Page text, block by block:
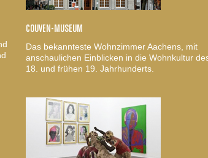
COUVEN-MUSEUM
Das bekannteste Wohnzimmer Aachens, mit
anschaulichen Einblicken in die Wohnkultur
18. und frühen 19. Jahrhunderts.